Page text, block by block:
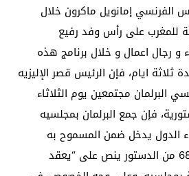
الفرنسي إمانويل ماكرون خلال
للمغرب على رأس وفد رفيع
رجال اعمال و خلال برنامج هذه
ثلاثة ايام، فإن الرئيس قصر الإليزيه
البرلمان مجتمعين يوم الثلاثاء
فإن جمع البرلمان بمجلسيه
الدول يدخل ضمن المسموح به
دستوريا ما دام الفصل 68 من الدستور ينص على “يعقد